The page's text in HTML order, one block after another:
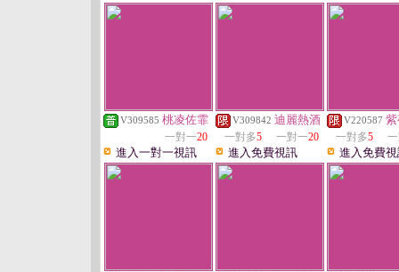
V309585 桃凌佐霏
一對一20
進入一對一視訊
V309842 迪麗熱酒
一對多5 一對一20
進入免費視訊
V220587
一對多5
進入免費